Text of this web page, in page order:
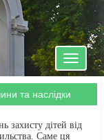
Toggle
та наслідки
захисту дітей від
Саме ця